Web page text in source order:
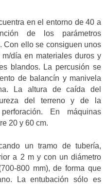
en el entorno de 40 a
de los parámetros
Con ello se consiguen unos
día en materiales duros y
blandos. La percusión se
de balancín y manivela
La altura de caída del
del terreno y de la
En máquinas
20 y 60 cm.
un tramo de tubería,
a 2 m y con un diámetro
800 mm), de forma que
La entubación sólo es